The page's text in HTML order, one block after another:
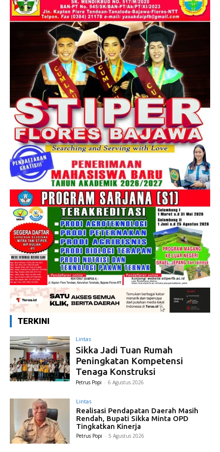
TERKINI
Lintas
Sikka Jadi Tuan Rumah
Peningkatan Kompetensi
Tenaga Konstruksi
Petrus Popi - 6 Agustus 2026
Lintas
Realisasi Pendapatan Daerah Masih
Rendah, Bupati Sikka Minta OPD
Tingkatkan Kinerja
Petrus Popi - 5 Agustus 2026